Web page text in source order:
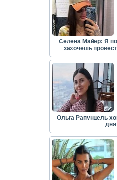
Селена Майер: Я
захочешь
Ольга Рапунцель
дня